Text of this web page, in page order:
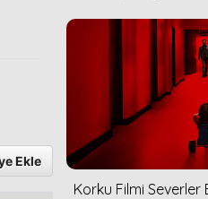
Ekle
Korku Filmi Severler